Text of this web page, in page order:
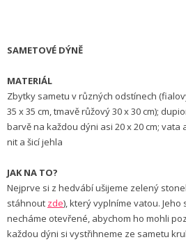
SAMETOVÉ DÝNĚ
MATERIÁL
Zbytky sametu v různých odstínech
35 x 35 cm, tmavě růžový 30 x 30 cm);
barvě na každou dýni asi 20 x 20 cm; vata
nit a šicí jehla
JAK NA TO?
Nejprve si z hedvábí ušijeme zelený
stáhnout zde), který vyplníme vatou.
necháme otevřené, abychom ho mohli
každou dýni si vystřihneme ze sametu